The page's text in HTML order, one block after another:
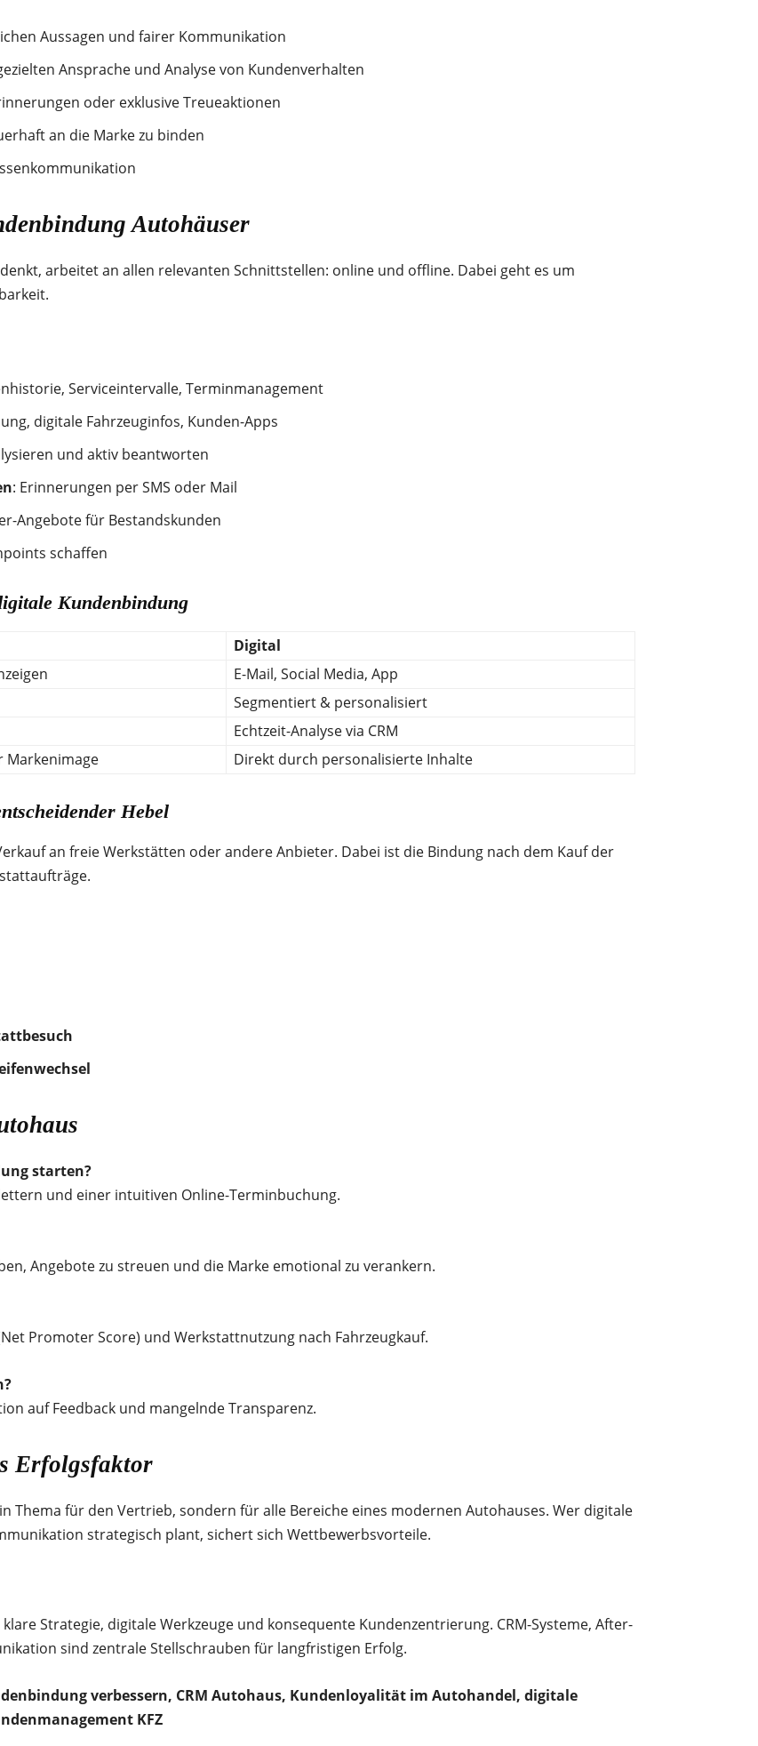
Aussagen und fairer Kommunikation
Ansprache und Analyse von Kundenverhalten
oder exklusive Treueaktionen
an die Marke zu binden
Autohäuser
arbeitet an allen relevanten Schnittstellen: online und offline. Dabei geht es um
Serviceintervalle, Terminmanagement
digitale Fahrzeuginfos, Kunden-Apps
und aktiv beantworten
: Erinnerungen per SMS oder Mail
Angebote für Bestandskunden
schaffen
Kundenbindung
Digital
E-Mail, Social Media, App
Segmentiert & personalisiert
Echtzeit-Analyse via CRM
Markenimage Direkt durch personalisierte Inhalte
Hebel
an freie Werkstätten oder andere Anbieter. Dabei ist die Bindung nach dem Kauf der
starten?
und einer intuitiven Online-Terminbuchung.
Angebote zu streuen und die Marke emotional zu verankern.
Promoter Score) und Werkstattnutzung nach Fahrzeugkauf.
auf Feedback und mangelnde Transparenz.
Erfolgsfaktor
Thema für den Vertrieb, sondern für alle Bereiche eines modernen Autohauses. Wer digitale
strategisch plant, sichert sich Wettbewerbsvorteile.
Strategie, digitale Werkzeuge und konsequente Kundenzentrierung. CRM-Systeme, After-
sind zentrale Stellschrauben für langfristigen Erfolg.
verbessern, CRM Autohaus, Kundenloyalität im Autohandel, digitale
KFZ